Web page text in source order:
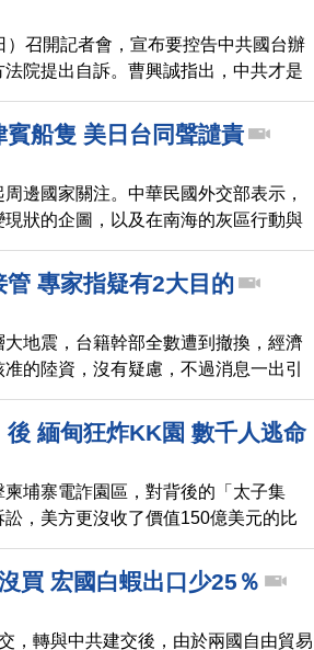
召開記者會，宣布要控告中共國台辦
院提出自訴。曹興誠指出，中共才是
利益的政權，也呼籲所有中華民國國
船隻 美日台同聲譴責
邊國家關注。中華民國外交部表示，
狀的企圖，以及在南海的灰區行動與
與菲律賓外長通話，譴責中共破壞區
共同防禦條約》對菲律賓的堅定承
長吉田圭秀，也與菲律賓參謀總長進
化與菲律賓及理念相近國家的合作。
專家指疑有2大目的
地震，台籍幹部全數遭到撤換，經濟
的陸資，沒有疑慮，不過消息一出引
經專家黃世聰，怎麼解讀小米台灣高
手? 記者 沈唯同：「你提到電動車，
能想要打進台灣市場、這部分您怎麼
後 緬甸狂炸KK園 數千人逃命
埔寨電詐園區，對背後的「太子集
，美方更沒收了價值150億美元的比
買 宏國白蝦出口少25％
，轉與中共建交後，由於兩國自由貿易